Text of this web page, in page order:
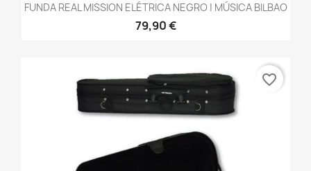
FUNDA REAL MISSION ELÉTRICA NEGRO | MÚSICA BILBAO
79,90 €
favorite_border